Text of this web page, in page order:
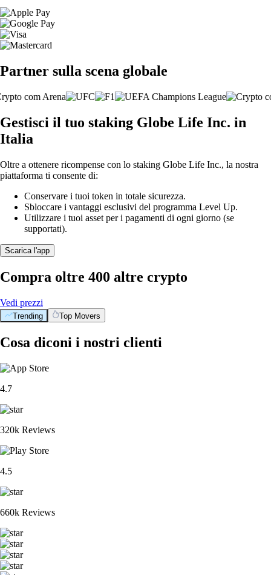
Partner sulla scena globale
Gestisci il tuo staking Globe Life Inc. in
Italia
Oltre a ottenere ricompense con lo staking Globe Life Inc., la nostra
piattaforma ti consente di:
Conservare i tuoi token in totale sicurezza.
Sbloccare i vantaggi esclusivi del programma Level Up.
Utilizzare i tuoi asset per i pagamenti di ogni giorno (se
supportati).
Scarica l'app
Compra oltre 400 altre crypto
Vedi prezzi
Trending Top Movers
Cosa diconi i nostri clienti
4.7
320k Reviews
4.5
660k Reviews